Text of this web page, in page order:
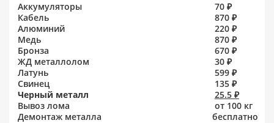
Аккумуляторы
70 ₽
Кабель
870 ₽
Алюминий
220 ₽
Медь
870 ₽
Бронза
670 ₽
ЖД металлолом
30 ₽
Латунь
599 ₽
Свинец
135 ₽
Черный металл
25.5 ₽
Вывоз лома
от 100 кг
Демонтаж металла
бесплатно